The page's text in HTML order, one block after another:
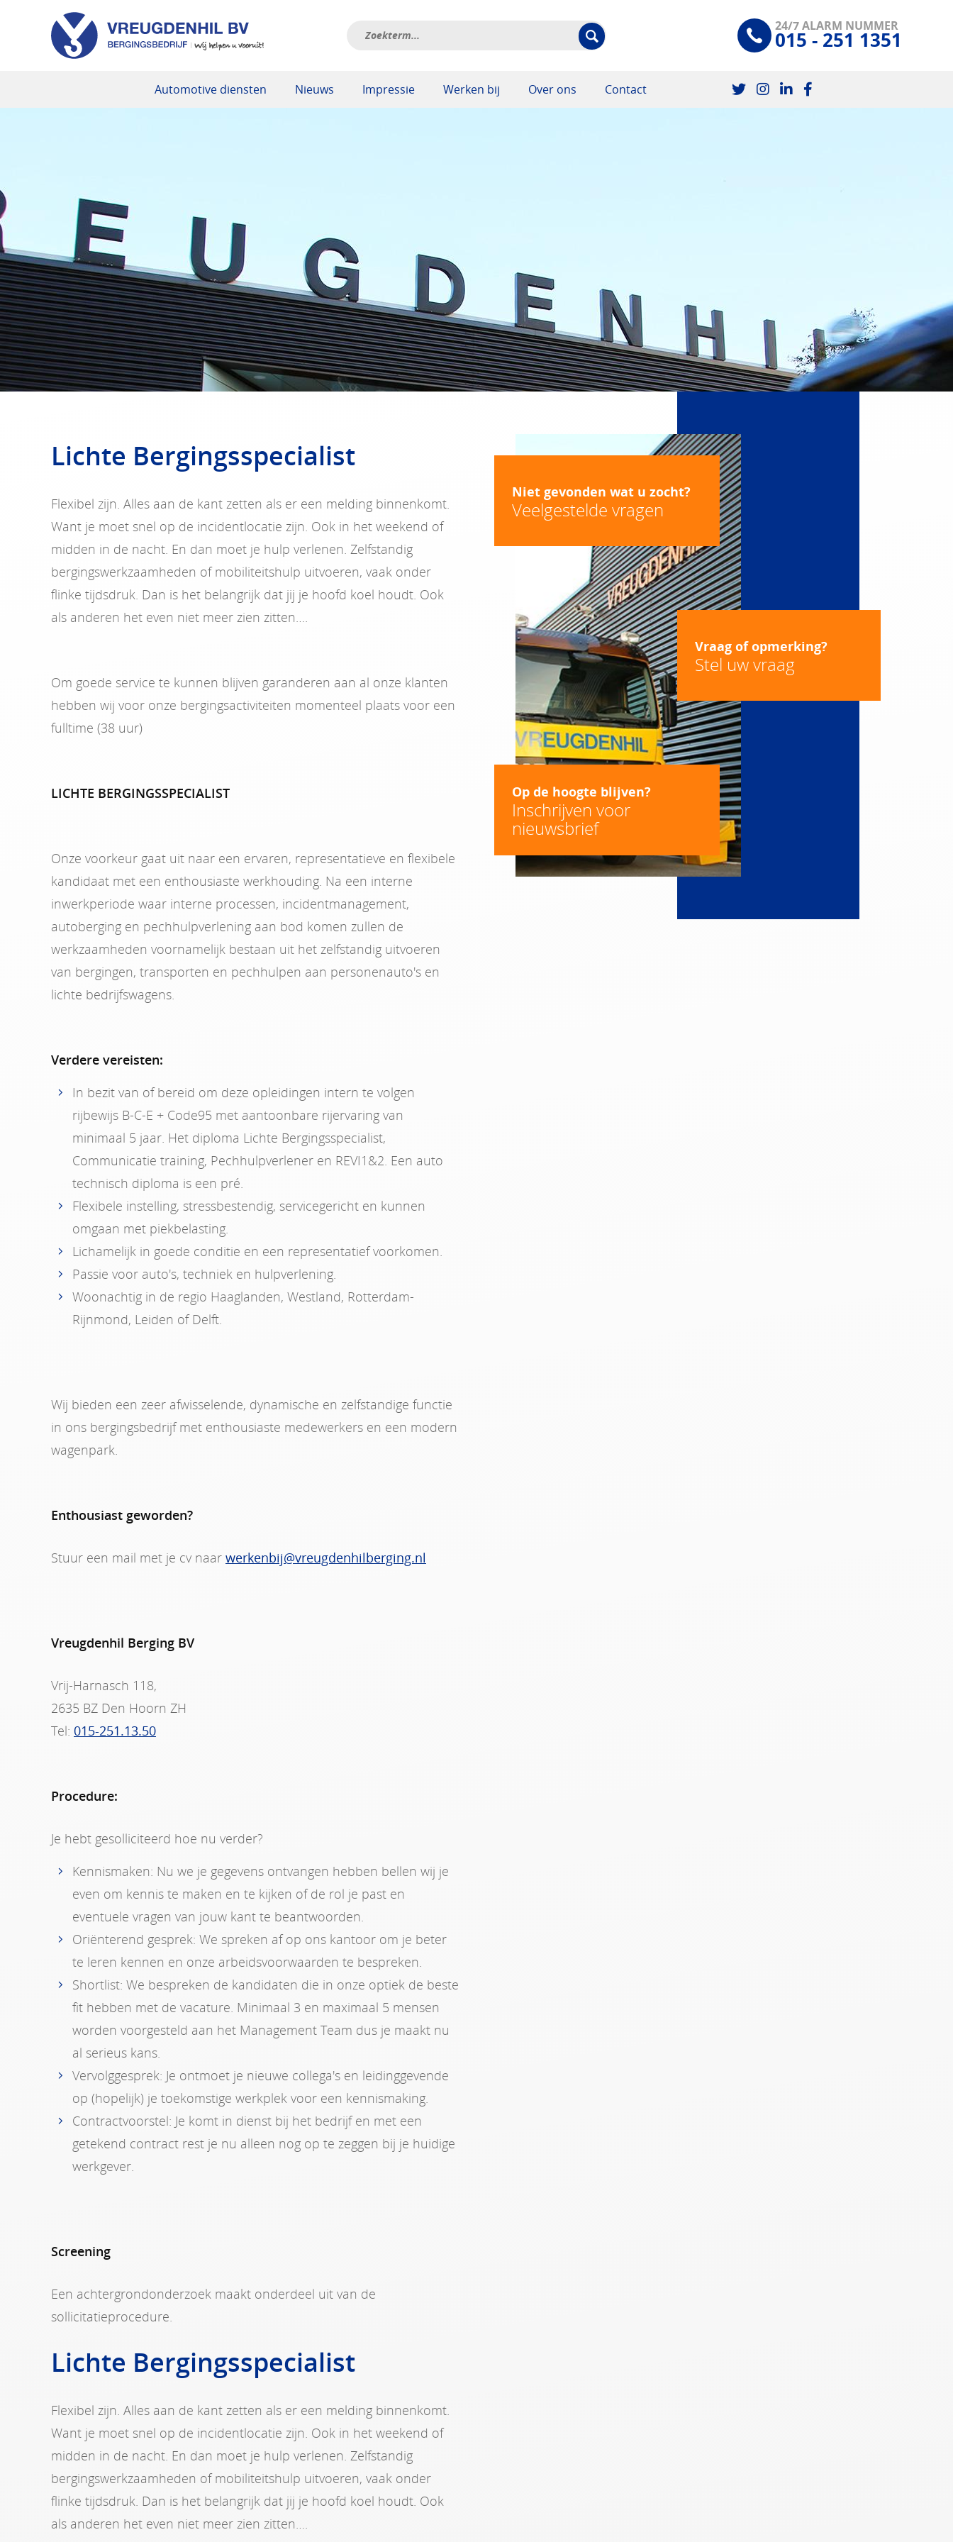
24/7 ALARM NUMMER
015 - 251 1351
Automotive diensten Nieuws Impressie Werken bij Over ons Contact
Lichte Bergingsspecialist
Flexibel zijn. Alles aan de kant zetten als er een melding binnenkomt.
Want je moet snel op de incidentlocatie zijn. Ook in het weekend of
midden in de nacht. En dan moet je hulp verlenen. Zelfstandig
bergingswerkzaamheden of mobiliteitshulp uitvoeren, vaak onder
flinke tijdsdruk. Dan is het belangrijk dat jij je hoofd koel houdt. Ook
als anderen het even niet meer zien zitten….
Om goede service te kunnen blijven garanderen aan al onze klanten
hebben wij voor onze bergingsactiviteiten momenteel plaats voor een
fulltime (38 uur)
LICHTE BERGINGSSPECIALIST
Onze voorkeur gaat uit naar een ervaren, representatieve en flexibele
kandidaat met een enthousiaste werkhouding. Na een interne
inwerkperiode waar interne processen, incidentmanagement,
autoberging en pechhulpverlening aan bod komen zullen de
werkzaamheden voornamelijk bestaan uit het zelfstandig uitvoeren
van bergingen, transporten en pechhulpen aan personenauto's en
lichte bedrijfswagens.
Verdere vereisten:
In bezit van of bereid om deze opleidingen intern te volgen
rijbewijs B-C-E + Code95 met aantoonbare rijervaring van
minimaal 5 jaar. Het diploma Lichte Bergingsspecialist,
Communicatie training, Pechhulpverlener en REVI1&2. Een auto
technisch diploma is een pré.
Flexibele instelling, stressbestendig, servicegericht en kunnen
omgaan met piekbelasting.
Lichamelijk in goede conditie en een representatief voorkomen.
Passie voor auto's, techniek en hulpverlening.
Woonachtig in de regio Haaglanden, Westland, Rotterdam-
Rijnmond, Leiden of Delft.
Wij bieden een zeer afwisselende, dynamische en zelfstandige functie
in ons bergingsbedrijf met enthousiaste medewerkers en een modern
wagenpark.
Enthousiast geworden?
Stuur een mail met je cv naar werkenbij@vreugdenhilberging.nl
Vreugdenhil Berging BV
Vrij-Harnasch 118,
2635 BZ Den Hoorn ZH
Tel: 015-251.13.50
Procedure:
Je hebt gesolliciteerd hoe nu verder?
Kennismaken: Nu we je gegevens ontvangen hebben bellen wij je
even om kennis te maken en te kijken of de rol je past en
eventuele vragen van jouw kant te beantwoorden.
Oriënterend gesprek: We spreken af op ons kantoor om je beter
te leren kennen en onze arbeidsvoorwaarden te bespreken.
Shortlist: We bespreken de kandidaten die in onze optiek de beste
fit hebben met de vacature. Minimaal 3 en maximaal 5 mensen
worden voorgesteld aan het Management Team dus je maakt nu
al serieus kans.
Vervolggesprek: Je ontmoet je nieuwe collega's en leidinggevende
op (hopelijk) je toekomstige werkplek voor een kennismaking.
Contractvoorstel: Je komt in dienst bij het bedrijf en met een
getekend contract rest je nu alleen nog op te zeggen bij je huidige
werkgever.
Screening
Een achtergrondonderzoek maakt onderdeel uit van de
sollicitatieprocedure.
Lichte Bergingsspecialist
Flexibel zijn. Alles aan de kant zetten als er een melding binnenkomt.
Want je moet snel op de incidentlocatie zijn. Ook in het weekend of
midden in de nacht. En dan moet je hulp verlenen. Zelfstandig
bergingswerkzaamheden of mobiliteitshulp uitvoeren, vaak onder
flinke tijdsdruk. Dan is het belangrijk dat jij je hoofd koel houdt. Ook
als anderen het even niet meer zien zitten….
Niet gevonden wat u zocht?
Veelgestelde vragen
Vraag of opmerking?
Stel uw vraag
Op de hoogte blijven?
Inschrijven voor
nieuwsbrief